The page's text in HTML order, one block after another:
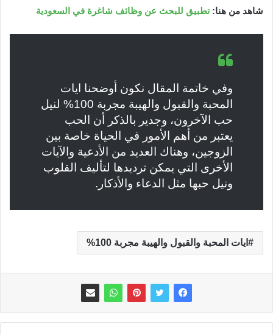
شاهد من هنا:تطبيق للبحث عن وظائف شاغرة في السعودية
وفي خاتمة المقال نكون أوضحنا ايات
المحبة والقبول والهيبة مجربة 100% لنيل
حب الآخرون، وجدير بالذكر أن الحب
يعتبر من أهم الأمور في الحياة خاصة بين
الزوجين، وهناك العديد من الأدعية والآيات
الأخرى التي يمكن ترديدها لتأليف القلوب
ونيل حبها مثل الدعاء والأذكار.
ايات المحبة والقبول والهيبة مجربة 100%